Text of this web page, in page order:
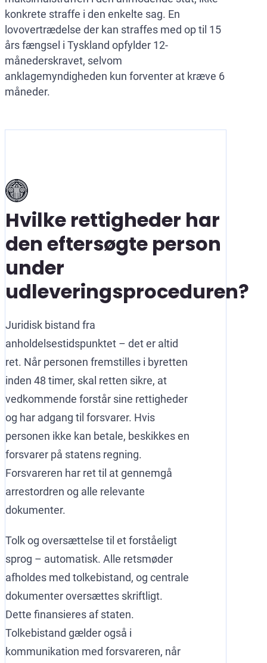
konkrete straffe i den enkelte sag. En
lovovertrædelse der kan straffes med op til 15
års fængsel i Tyskland opfylder 12-
månederskravet, selvom
anklagemyndigheden kun forventer at kræve 6
måneder.
Hvilke rettigheder har
den eftersøgte person
under
udleveringsproceduren?
Juridisk bistand fra
anholdelsestidspunktet – det er altid
ret. Når personen fremstilles i byretten
inden 48 timer, skal retten sikre, at
vedkommende forstår sine rettigheder
og har adgang til forsvarer. Hvis
personen ikke kan betale, beskikkes en
forsvarer på statens regning.
Forsvareren har ret til at gennemgå
arrestordren og alle relevante
dokumenter.
Tolk og oversættelse til et forståeligt
sprog – automatisk. Alle retsmøder
afholdes med tolkebistand, og centrale
dokumenter oversættes skriftligt.
Dette finansieres af staten.
Tolkebistand gælder også i
kommunikation med forsvareren, når